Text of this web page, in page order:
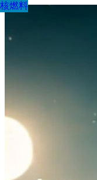
核燃料
核燃料
核燃料
核燃料
核燃料
核燃料
核燃料
核燃料
核燃料